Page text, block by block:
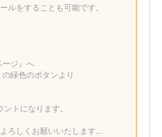
ルをすることも可能です。
ジ』へ
緑色のボタンより
トになります。
ろしくお願いいたします...